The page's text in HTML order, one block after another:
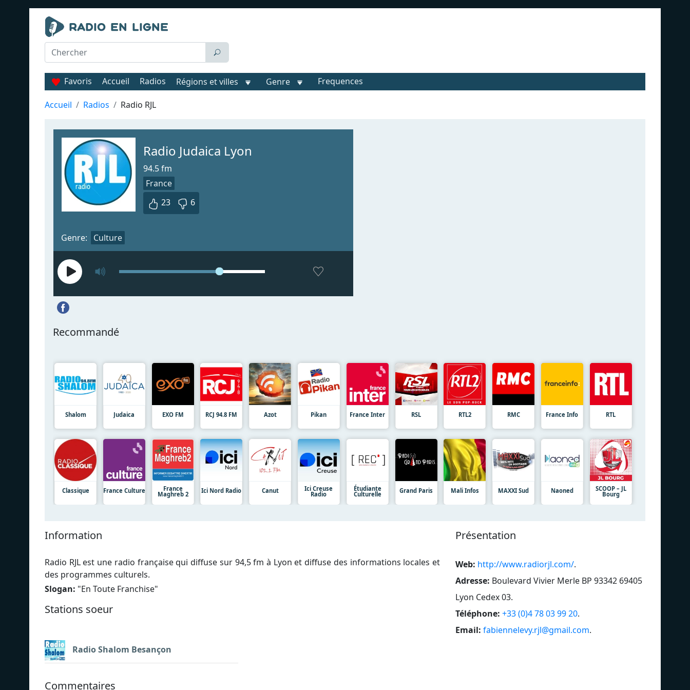
Favoris Accueil Radios Régions et villes Genre Frequences
Accueil Radios Radio RJL
Radio Judaica Lyon
94.5 fm
France
23
6
Genre: Culture
Recommandé
Shalom Judaica EXO FM RCJ 94.8 FM Azot Pikan France Inter RSL RTL2 RMC France Info RTL
Classique France Culture France
Maghreb 2 Ici Nord Radio Canut Ici Creuse
Radio
Étudiante
Culturelle Grand Paris Mali Infos MAXXI Sud Naoned SCOOP – JL
Bourg
Information
Radio RJL est une radio française qui diffuse sur 94,5 fm à Lyon et diffuse des informations locales et
des programmes culturels.
Slogan: "En Toute Franchise"
Stations soeur
Radio Shalom Besançon
Présentation
Web: http://www.radiorjl.com/.
Adresse: Boulevard Vivier Merle BP 93342 69405
Lyon Cedex 03.
Téléphone: +33 (0)4 78 03 99 20.
Email: fabiennelevy.rjl@gmail.com.
Commentaires